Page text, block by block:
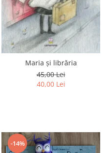
Maria și librăria
45,00 Lei
40,00 Lei
-14%